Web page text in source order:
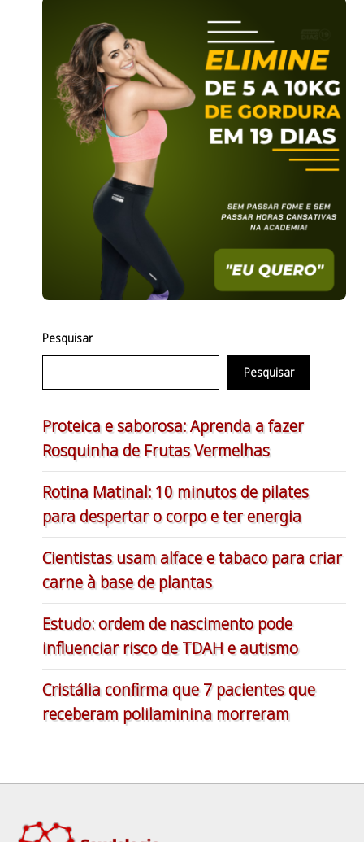
Pesquisar
Pesquisar
Proteica e saborosa: Aprenda a fazer
Rosquinha de Frutas Vermelhas
Rotina Matinal: 10 minutos de pilates
para despertar o corpo e ter energia
Cientistas usam alface e tabaco para criar
carne à base de plantas
Estudo: ordem de nascimento pode
influenciar risco de TDAH e autismo
Cristália confirma que 7 pacientes que
receberam polilaminina morreram